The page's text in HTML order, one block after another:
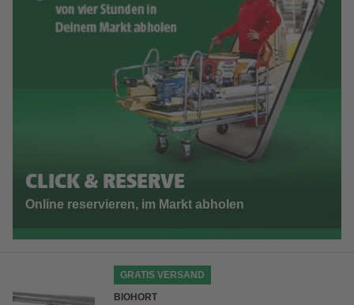
CLICK & RESERVE
Online reservieren, im Markt abholen
GRATIS VERSAND
BIOHORT